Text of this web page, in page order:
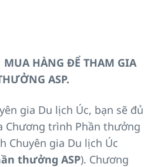
MUA HÀNG ĐỂ THAM GIA
ASP.
gia Du lịch Úc, bạn sẽ đủ
Chương trình Phần thưởng
Chuyên gia Du lịch Úc
thưởng ASP). Chương